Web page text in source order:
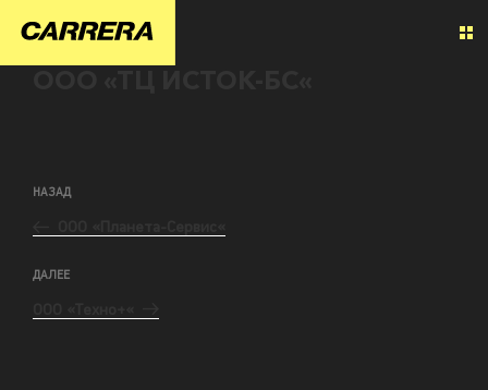
НАЗАД
ДАЛЕЕ